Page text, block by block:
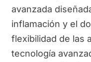
avanzada
inflamación y el
flexibilidad de las
tecnología